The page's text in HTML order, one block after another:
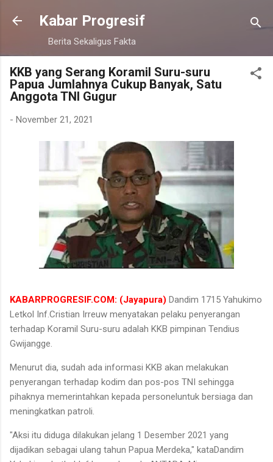
Langsung ke konten utama
Kabar Progresif
Berita Sekaligus Fakta
KKB yang Serang Koramil Suru-suru
Papua Jumlahnya Cukup Banyak, Satu
Anggota TNI Gugur
- November 21, 2021
KABARPROGRESIF.COM: (Jayapura) Dandim 1715 Yahukimo
Letkol Inf.Cristian Irreuw menyatakan pelaku penyerangan
terhadap Koramil Suru-suru adalah KKB pimpinan Tendius
Gwijangge.
Menurut dia, sudah ada informasi KKB akan melakukan
penyerangan terhadap kodim dan pos-pos TNI sehingga
pihaknya memerintahkan kepada personeluntuk bersiaga dan
meningkatkan patroli.
"Aksi itu diduga dilakukan jelang 1 Desember 2021 yang
dijadikan sebagai ulang tahun Papua Merdeka," kataDandim